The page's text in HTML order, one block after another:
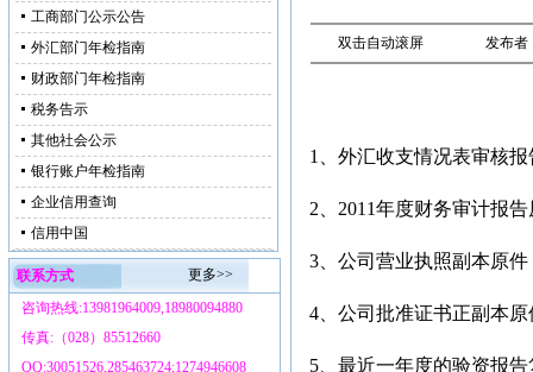
工商部门公示公告
外汇部门年检指南
财政部门年检指南
税务告示
其他社会公示
银行账户年检指南
企业信用查询
信用中国
联系方式
更多>>
咨询热线:13981964009,18980094880
传真:（028）85512660
QQ:30051526,285463724;1274946608
双击自动滚屏 发布者
1、 外汇收支情况表审核报
2、 2011年度财务审计报告
3、 公司营业执照副本原件
4、 公司批准证书正副本原
5、 最近一年度的验资报告